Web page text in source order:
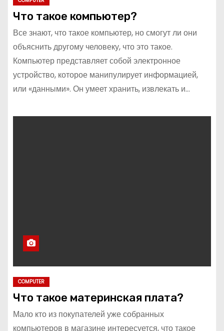
Что такое компьютер?
Все знают, что такое компьютер, но смогут ли они
объяснить другому человеку, что это такое.
Компьютер представляет собой электронное
устройство, которое манипулирует информацией,
или «данными». Он умеет хранить, извлекать и…
COMPUTER
Что такое материнская плата?
Мало кто из покупателей уже собранных
компьютеров в магазине интересуется, что такое